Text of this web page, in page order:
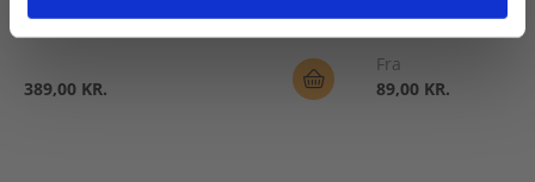
389,00 KR.
Fra
89,00 KR.